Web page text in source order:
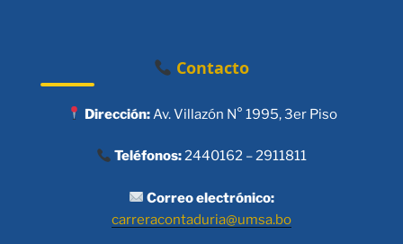
Contacto
Dirección:Av. Villazón N° 1995, 3er Piso
Teléfonos:2440162 – 2911811
Correo electrónico:
carreracontaduria@umsa.bo